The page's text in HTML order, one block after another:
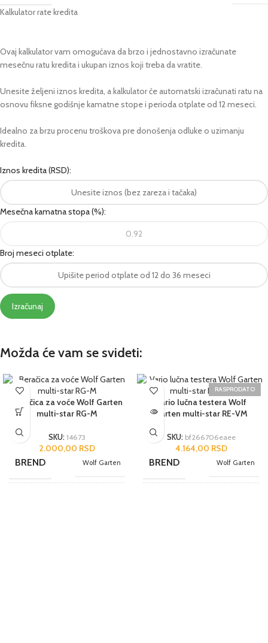
Kalkulator rate kredita
Ovaj kalkulator vam omogućava da brzo i jednostavno izračunate
mesečnu ratu kredita i ukupan iznos koji treba da vratite.
Unesite željeni iznos kredita, a kalkulator će automatski izračunati ratu na
osnovu fiksne godišnje kamatne stope i perioda otplate od 12 meseci.
Idealno za brzu procenu troškova pre donošenja odluke o uzimanju
kredita.
Iznos kredita (RSD):
Mesečna kamatna stopa (%):
Broj meseci otplate:
Izračunaj
Možda će vam se svideti:
Beračica za voće Wolf Garten
multi-star RG-M
SKU: 14673
2.000,00 RSD
BREND Wolf Garten
RASPRODATO
Vario lučna testera Wolf
Garten multi-star RE-VM
SKU: bf266706eaee
4.164,00 RSD
BREND Wolf Garten